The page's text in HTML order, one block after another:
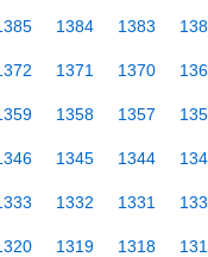
1384 1383
1371 1370
1358 1357
1345 1344
1332 1331
1319 1318